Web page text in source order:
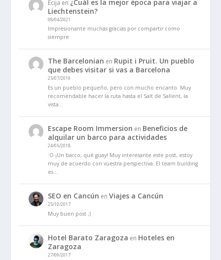
Ecija en ¿Cuál es la mejor época para viajar a
Liechtenstein?
08/04/2021
Impresionante muchas gracias por compartir como
siempre
The Barcelonian en Rupit i Pruit. Un pueblo
que debes visitar si vas a Barcelona
25/07/2019
Es un pueblo pequeño, pero con mucho encanto. Muy
recomendable hacer la ruta hasta el Salt de Sallent, la
vista…
Escape Room Immersion en Beneficios de
alquilar un barco para actividades
24/05/2018
:O ¡Un barco, qué guay! Muy interesante este post, estoy
muy de acuerdo con vuestra perspectiva. El team building
es…
SEO en Cancún enViajes a Cancún
25/10/2017
Muy buen post ;)
Hotel Barato Zaragoza en Hoteles en
Zaragoza
27/09/2017